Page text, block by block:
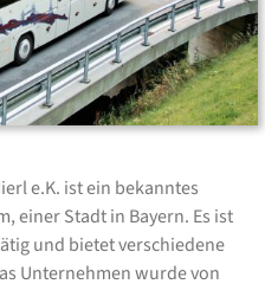
e.K. ist ein bekanntes
einer Stadt in Bayern. Es ist
und bietet verschiedene
Unternehmen wurde von